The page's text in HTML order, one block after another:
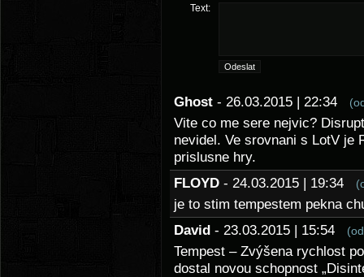
Text:
Ghost - 26.03.2015 | 22:34
Vite co me sere nejvic?
nevidel. Ve srovnani s LotV je
prislusne hry.
FLOYD - 24.03.2015 | 19:34
je to stim tempestem pekna
David - 23.03.2015 | 15:54
Tempest – Zvýšena rychlost
dostal novou schopnost